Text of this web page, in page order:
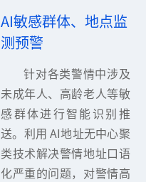
AI敏感群体、地点监
测预警
针对各类警情中涉及
未成年人、高龄老人等敏
感群体进行智能识别推
送。利用 AI地址无中心聚
类技术解决警情地址口语
化严重的问题，对警情高